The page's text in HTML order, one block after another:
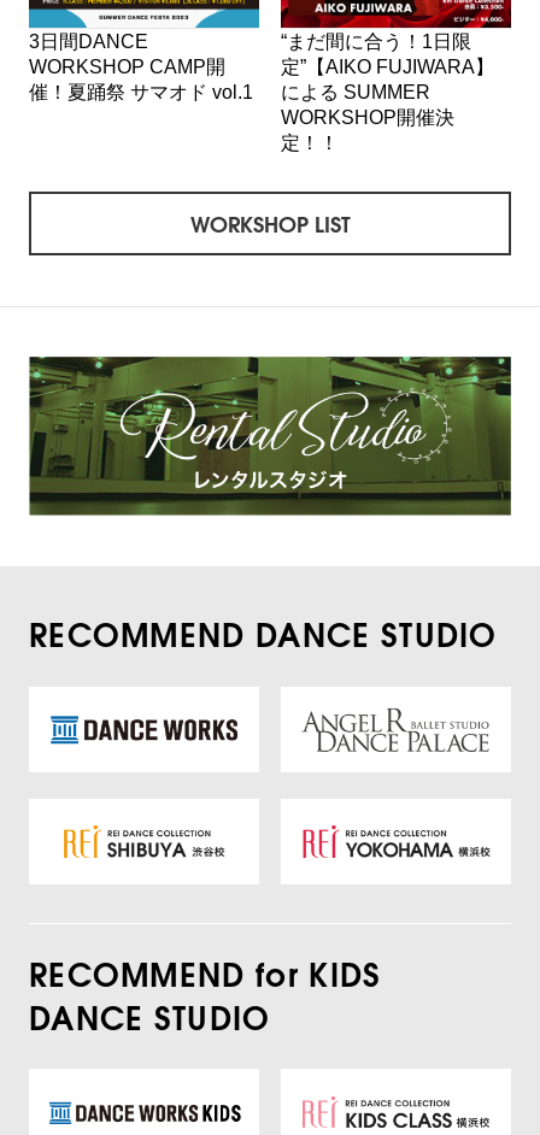
3日間DANCE
WORKSHOP CAMP開
催！夏踊祭 サマオド vol.1
“まだ間に合う！1日限
定”【AIKO FUJIWARA】
による SUMMER
WORKSHOP開催決
定！！
WORKSHOP LIST
RECOMMEND DANCE STUDIO
RECOMMEND for KIDS
DANCE STUDIO